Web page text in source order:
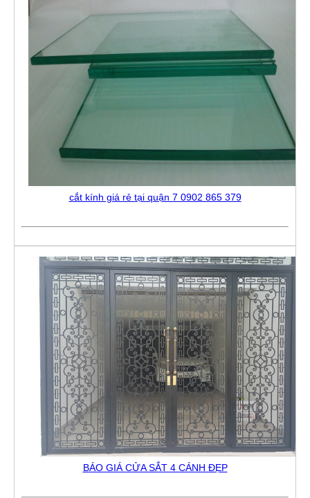
cắt kính giá rẻ tại quận 7 0902 865 379
BÁO GIÁ CỬA SẮT 4 CÁNH ĐẸP